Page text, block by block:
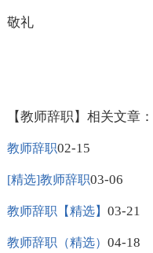
敬礼
【教师辞职】相关文章：
教师辞职02-15
[精选]教师辞职03-06
教师辞职【精选】 03-21
教师辞职（精选） 04-18